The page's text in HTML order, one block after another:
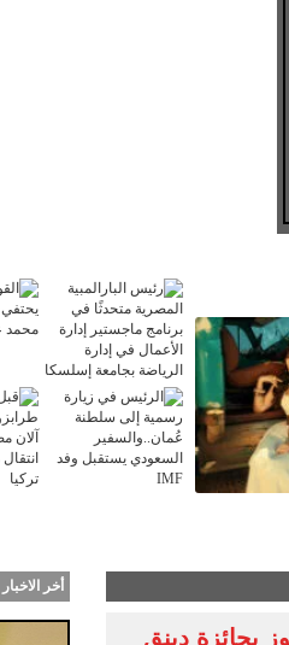
بجائزة دينق
أخر الاخبار